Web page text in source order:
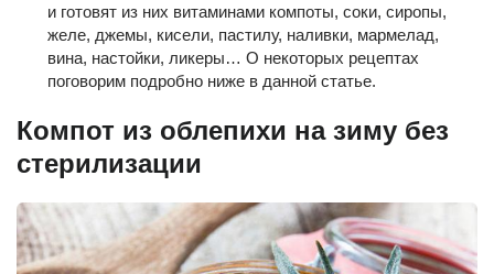
и готовят из них витаминами компоты, соки, сиропы,
желе, джемы, кисели, пастилу, наливки, мармелад,
вина, настойки, ликеры… О некоторых рецептах
поговорим подробно ниже в данной статье.
Компот из облепихи на зиму без
стерилизации